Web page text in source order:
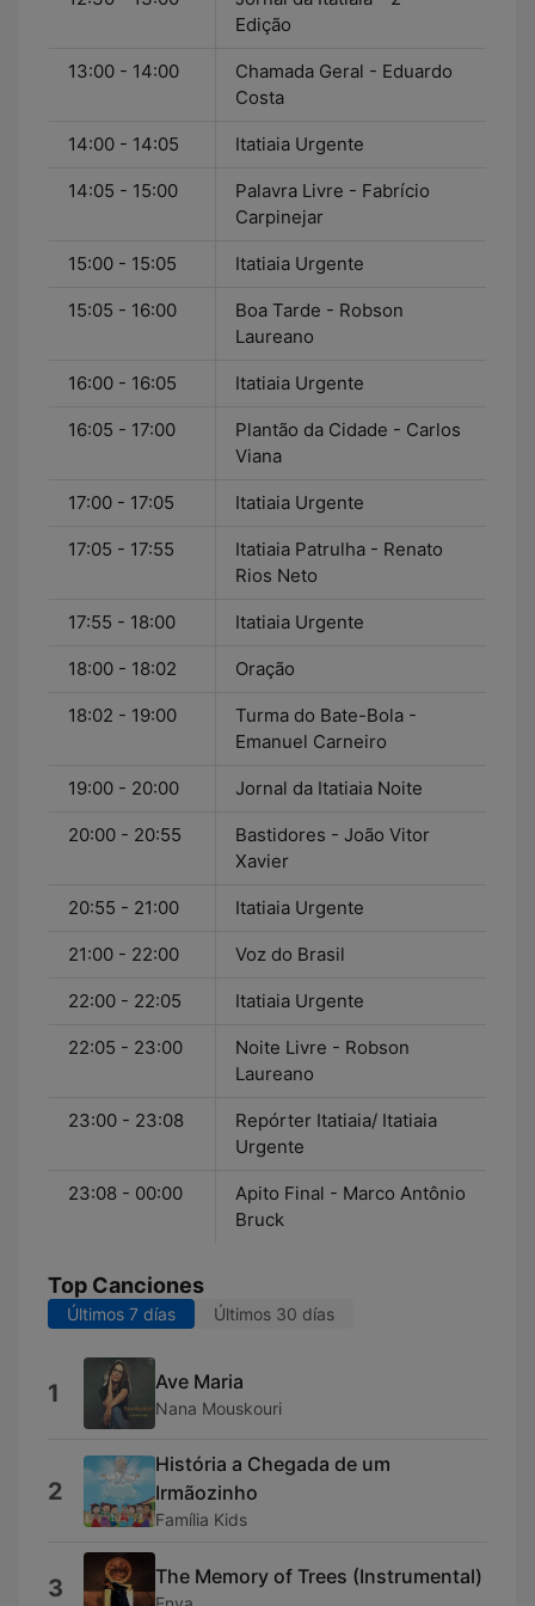
Edição
13:00 - 14:00
Chamada Geral - Eduardo
Costa
14:00 - 14:05 Itatiaia Urgente
14:05 - 15:00
Palavra Livre - Fabrício
Carpinejar
15:00 - 15:05 Itatiaia Urgente
15:05 - 16:00
Boa Tarde - Robson
Laureano
16:00 - 16:05 Itatiaia Urgente
16:05 - 17:00
Plantão da Cidade - Carlos
Viana
17:00 - 17:05 Itatiaia Urgente
17:05 - 17:55
Itatiaia Patrulha - Renato
Rios Neto
17:55 - 18:00 Itatiaia Urgente
18:00 - 18:02 Oração
18:02 - 19:00
Turma do Bate-Bola -
Emanuel Carneiro
19:00 - 20:00 Jornal da Itatiaia Noite
20:00 - 20:55
Bastidores - João Vitor
Xavier
20:55 - 21:00 Itatiaia Urgente
21:00 - 22:00 Voz do Brasil
22:00 - 22:05 Itatiaia Urgente
22:05 - 23:00
Noite Livre - Robson
Laureano
23:00 - 23:08
Repórter Itatiaia/ Itatiaia
Urgente
23:08 - 00:00
Apito Final - Marco Antônio
Bruck
Top Canciones
Últimos 7 días Últimos 30 días
1 Ave Maria
Nana Mouskouri
2
História a Chegada de um
Irmãozinho
Família Kids
3 The Memory of Trees (Instrumental)